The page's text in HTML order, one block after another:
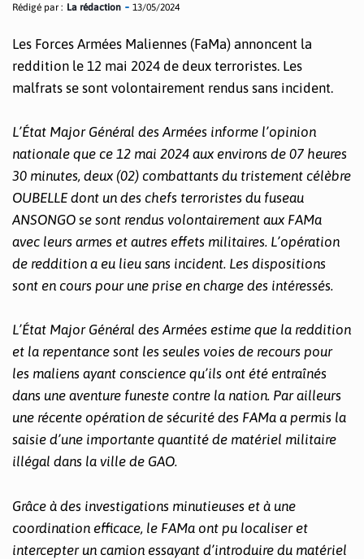
Rédigé par : La rédaction 13/05/2024
Les Forces Armées Maliennes (FaMa) annoncent la
reddition le 12 mai 2024 de deux terroristes. Les
malfrats se sont volontairement rendus sans incident.
L’État Major Général des Armées informe l’opinion
nationale que ce 12 mai 2024 aux environs de 07 heures
30 minutes, deux (02) combattants du tristement célèbre
OUBELLE dont un des chefs terroristes du fuseau
ANSONGO se sont rendus volontairement aux FAMa
avec leurs armes et autres effets militaires. L’opération
de reddition a eu lieu sans incident. Les dispositions
sont en cours pour une prise en charge des intéressés.
L’État Major Général des Armées estime que la reddition
et la repentance sont les seules voies de recours pour
les maliens ayant conscience qu’ils ont été entraînés
dans une aventure funeste contre la nation. Par ailleurs
une récente opération de sécurité des FAMa a permis la
saisie d’une importante quantité de matériel militaire
illégal dans la ville de GAO.
Grâce à des investigations minutieuses et à une
coordination efficace, le FAMa ont pu localiser et
intercepter un camion essayant d’introduire du matériel